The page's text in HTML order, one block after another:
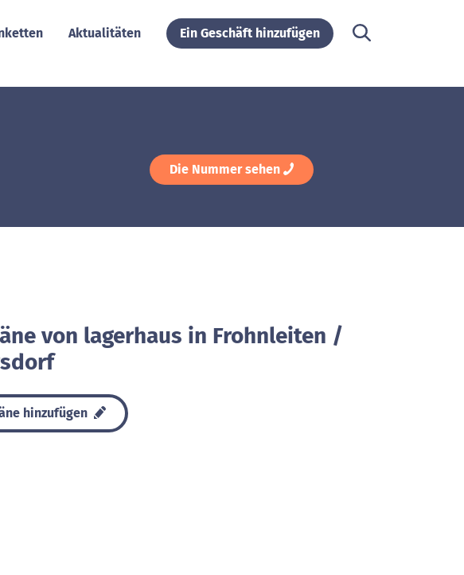
Aktualitäten Ein Geschäft hinzufügen
Die Nummer sehen
von lagerhaus in Frohnleiten /
hinzufügen